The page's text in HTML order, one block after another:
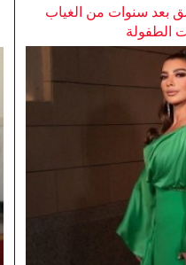
بعد سنوات من الغياب
الطفولة